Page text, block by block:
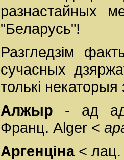
разнастайных
"Беларусь"!
Разгледзім
сучасных
толькі некаторыя
Алжыр - ад
Франц. Alger <
Аргенціна <